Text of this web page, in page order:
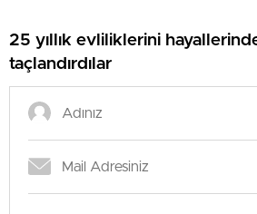
25 yıllık evliliklerini
taçlandırdılar